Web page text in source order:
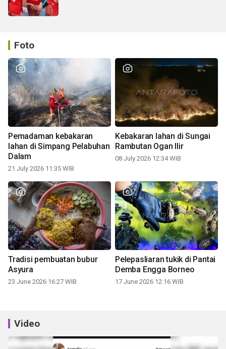
Foto
Pemadaman kebakaran
lahan di Simpang Pelabuhan
Dalam
21 July 2026 11:35 WIB
Kebakaran lahan di Sungai
Rambutan Ogan Ilir
08 July 2026 12:34 WIB
Tradisi pembuatan bubur
Asyura
23 June 2026 16:27 WIB
Pelepasliaran tukik di Pantai
Demba Engga Borneo
17 June 2026 12:16 WIB
Video